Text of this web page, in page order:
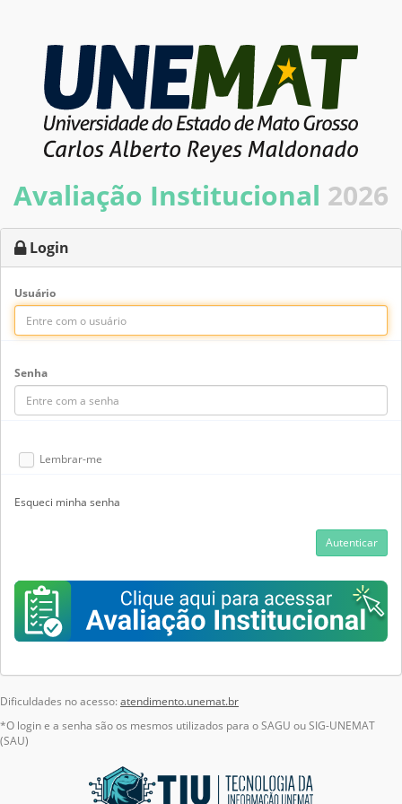
Avaliação Institucional 2026
Login
Usuário
Senha
Lembrar-me
Esqueci minha senha
Autenticar
Dificuldades no acesso: atendimento.unemat.br
*O login e a senha são os mesmos utilizados para o SAGU ou SIG-UNEMAT
(SAU)